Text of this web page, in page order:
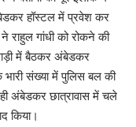
हॉस्टल में प्रवेश कर
राहुल गांधी को रोकने की
में बैठकर अंबेडकर
संख्या में पुलिस बल की
अंबेडकर छात्रावास में चले
किया।